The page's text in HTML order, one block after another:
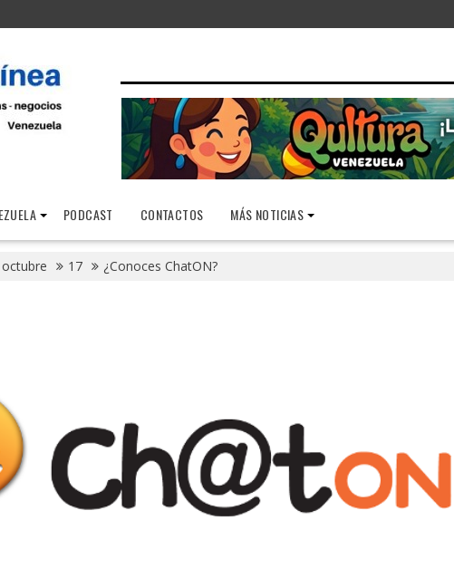
PODCAST CONTACTOS MÁS NOTICIAS
octubre 17 ¿Conoces ChatON?